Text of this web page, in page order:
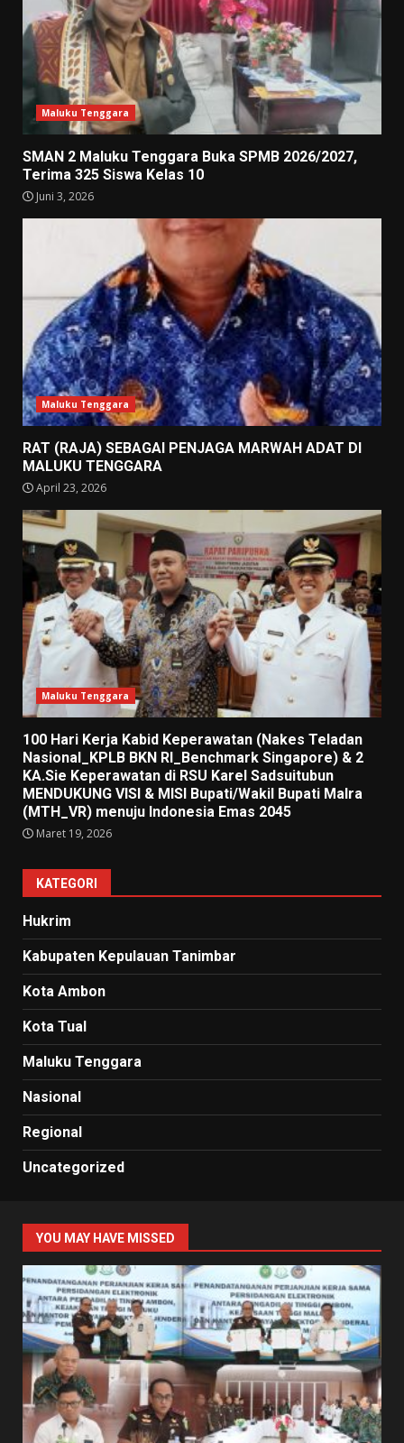
Maluku Tenggara
SMAN 2 Maluku Tenggara Buka SPMB 2026/2027,
Terima 325 Siswa Kelas 10
Juni 3, 2026
Maluku Tenggara
RAT (RAJA) SEBAGAI PENJAGA MARWAH ADAT DI
MALUKU TENGGARA
April 23, 2026
Maluku Tenggara
100 Hari Kerja Kabid Keperawatan (Nakes Teladan
Nasional_KPLB BKN RI_Benchmark Singapore) & 2
KA.Sie Keperawatan di RSU Karel Sadsuitubun
MENDUKUNG VISI & MISI Bupati/Wakil Bupati Malra
(MTH_VR) menuju Indonesia Emas 2045
Maret 19, 2026
KATEGORI
Hukrim
Kabupaten Kepulauan Tanimbar
Kota Ambon
Kota Tual
Maluku Tenggara
Nasional
Regional
Uncategorized
YOU MAY HAVE MISSED